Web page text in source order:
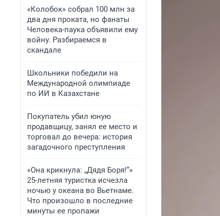
«Колобок» собрал 100 млн за
два дня проката, но фанаты
Человека-паука объявили ему
войну. Разбираемся в
скандале
Школьники победили на
Международной олимпиаде
по ИИ в Казахстане
Покупатель убил юную
продавщицу, занял ее место и
торговал до вечера: история
загадочного преступления
«Она крикнула: „Дядя Боря!“»
25-летняя туристка исчезла
ночью у океана во Вьетнаме.
Что произошло в последние
минуты ее пропажи